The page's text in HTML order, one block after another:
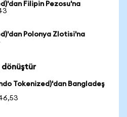
Filipin Pezosu'na
Polonya Zlotisi'na
dönüştür
Tokenized)'dan Bangladeş